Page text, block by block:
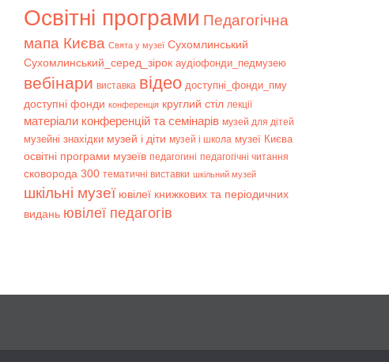
Освітні програми Педагогічна
мапа Києва Свята у музеї Сухомлинський
Сухомлинський_серед_зірок аудіофонди_педмузею
вебінари виставка відео доступні_фонди_пму
доступні фонди конференція круглий стіл лекції
матеріали конференцій та семінарів музей для дітей
музейні знахідки музей і діти музей і школа музеї Києва
освітні програми музеїв педагогині педагогічні читання
сковорода 300 тематичні виставки шкільний музей
шкільні музеї ювілеї книжкових та періодичних
видань ювілеї педагогів